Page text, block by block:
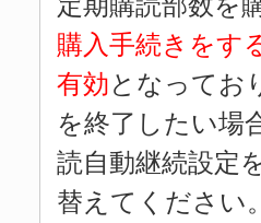
購入手続きをす
有効となってお
を終了したい場
読自動継続設定
替えてください